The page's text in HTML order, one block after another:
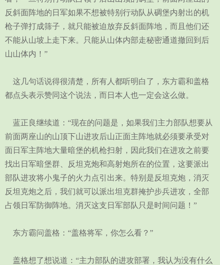
反斜面阵地的日军如果不想被特别行动队从碉堡内射出的机
枪子弹打成筛子，就只能被迫放弃反斜面阵地，而且他们还
不能从山坡上走下来。只能从山体内部走秘密通道撤回到后
山山体内！”
这几句话说得很清楚，所有人都听明白了，东方霸和盖格
都点头表示赞同这个说法，而日本人也一定会这么做。
蓝正良继续道：“现在的问题是，如果我们主力部队想要从
前面两座山的山顶下山进攻后山正面主阵地就必须要承受对
面日军主阵地大量暗堡的机枪扫射，因此我们在进攻之前要
找出日军暗堡群、反坦克炮和高射炮所在的位置，这要派出
部队进攻将小鬼子的火力点引出来。特别是反坦克炮，消灭
反坦克炮之后，我们就可以派出坦克群掩护步兵进攻，全部
占领日军防御阵地。消灭这支日军部队只是时间问题！”
东方霸问盖格：“盖格将军，你怎么看？”
盖格想了想说道：“主力部队的进攻部署，我认为没有什么